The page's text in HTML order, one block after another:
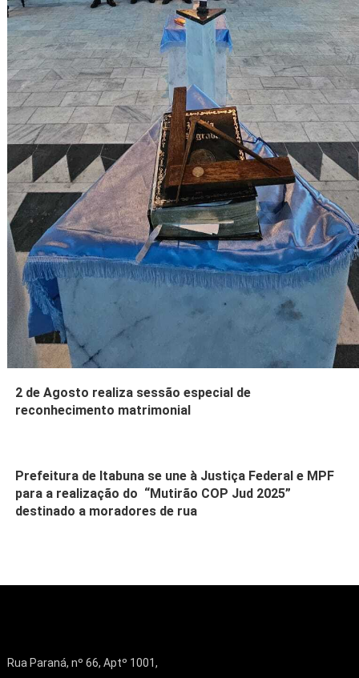
2 de Agosto realiza sessão especial de
reconhecimento matrimonial
Prefeitura de Itabuna se une à Justiça Federal e MPF
para a realização do “Mutirão COP Jud 2025”
destinado a moradores de rua
Rua Paraná, nº 66, Aptº 1001,